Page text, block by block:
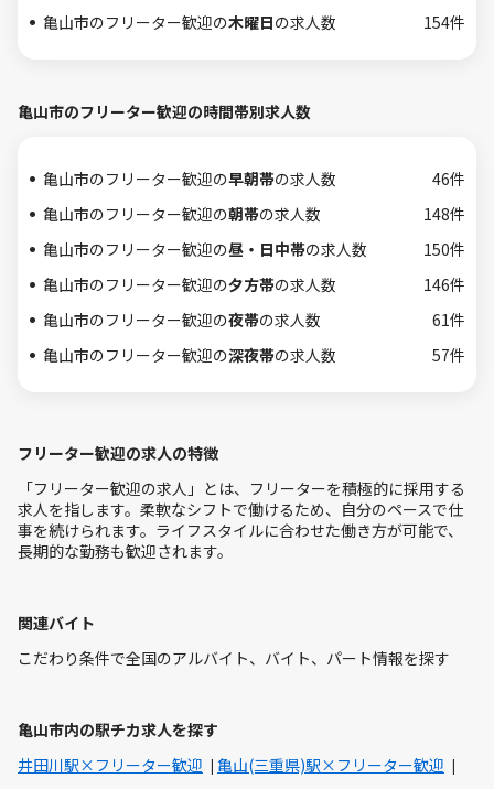
亀山市のフリーター歓迎の木曜日の求人数 154件
亀山市のフリーター歓迎の時間帯別求人数
亀山市のフリーター歓迎の早朝帯の求人数
46件
亀山市のフリーター歓迎の朝帯の求人数
148件
亀山市のフリーター歓迎の昼・日中帯の求人数
150件
亀山市のフリーター歓迎の夕方帯の求人数
146件
亀山市のフリーター歓迎の夜帯の求人数
61件
亀山市のフリーター歓迎の深夜帯の求人数 57件
フリーター歓迎の求人の特徴
「フリーター歓迎の求人」とは、フリーターを積極的に採用する
求人を指します。柔軟なシフトで働けるため、自分のペースで仕
事を続けられます。ライフスタイルに合わせた働き方が可能で、
長期的な勤務も歓迎されます。
関連バイト
こだわり条件で全国のアルバイト、バイト、パート情報を探す
亀山市内の駅チカ求人を探す
井田川駅×フリーター歓迎
亀山(三重県)駅×フリーター歓迎